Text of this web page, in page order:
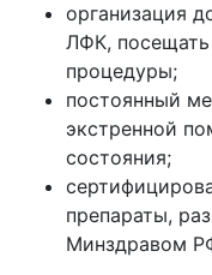
организация
ЛФК, посещать
процедуры;
постоянный
экстренной
состояния;
препараты,
Минздравом